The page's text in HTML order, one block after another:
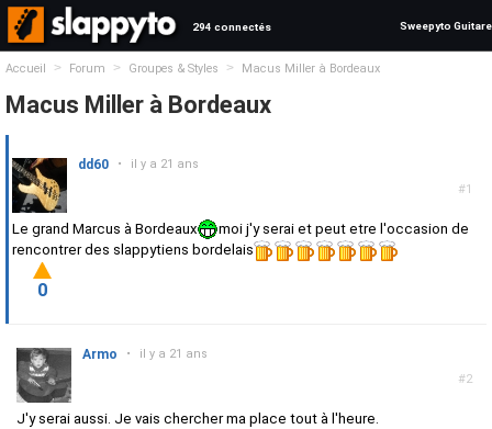
294 connectés Sweepyto Guitare
Accueil > Forum > Groupes & Styles > Macus Miller à Bordeaux
Macus Miller à Bordeaux
#1
dd60 • il y a 21 ans
Le grand Marcus à Bordeaux
moi j'y serai et peut etre l'occasion de
rencontrer des slappytiens bordelais
0
#2
Armo • il y a 21 ans
J'y serai aussi. Je vais chercher ma place tout à l'heure.